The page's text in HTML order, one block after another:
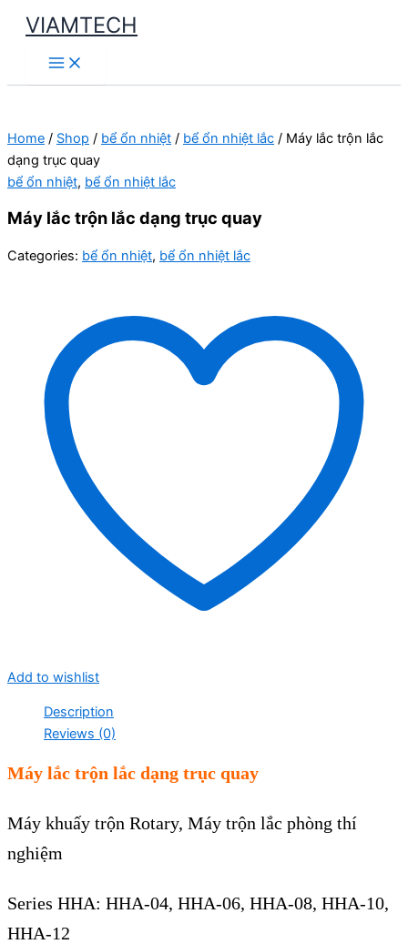
Skip
content
VIAMTECH
Main
Menu
Home / Shop / bể ổn nhiệt / bể ổn nhiệt lắc / Máy lắc trộn lắc
dạng trục quay
bể ổn nhiệt, bể ổn nhiệt lắc
Máy lắc trộn lắc dạng trục quay
Categories: bể ổn nhiệt, bể ổn nhiệt lắc
Add to wishlist
Description
Reviews (0)
Máy lắc trộn lắc dạng trục quay
Máy khuấy trộn Rotary, Máy trộn lắc phòng thí
nghiệm
Series HHA: HHA-04, HHA-06, HHA-08, HHA-10,
HHA-12